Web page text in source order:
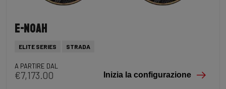
E-Noah
ELITE SERIES STRADA
A PARTIRE DAL
€7,173.00 Inizia la configurazione